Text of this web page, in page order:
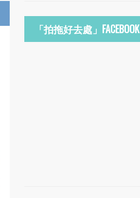
「拍拖好去處」FACEBOOK